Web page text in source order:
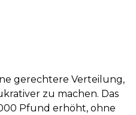
gerechtere Verteilung,
zu machen. Das
Pfund erhöht, ohne